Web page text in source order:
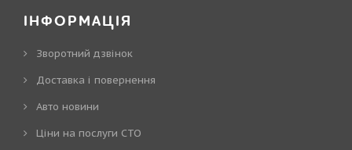
ІНФОРМАЦІЯ
Зворотний дзвінок
Доставка і повернення
Авто новини
Ціни на послуги СТО